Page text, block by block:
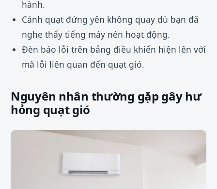
hành.
Cánh quạt đứng yên không quay dù bạn đã
nghe thấy tiếng máy nén hoạt động.
Đèn báo lỗi trên bảng điều khiển hiện lên với
mã lỗi liên quan đến quạt gió.
Nguyên nhân thường gặp gây hư
hỏng quạt gió